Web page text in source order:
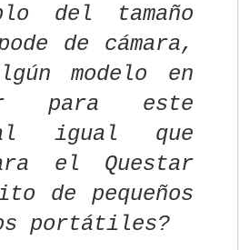
del tamaño
de cámara,
modelo en
para este
al igual que
el Questar
de pequeños
portátiles?